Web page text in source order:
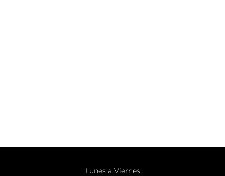
Lunes a Viernes